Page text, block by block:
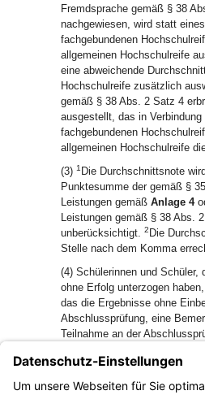
Fremdsprache gemäß § 38
nachgewiesen, wird statt
fachgebundenen
allgemeinen Hochschulreife
eine abweichende
Hochschulreife zusätzlich
gemäß § 38 Abs. 2 Satz 4
ausgestellt, das in
fachgebundenen
allgemeinen Hochschulreife
(3) 1 Die Durchschnittsnote
Punktesumme der gemäß §
Leistungen gemäß Anlage 4
Leistungen gemäß § 38 Abs.
unberücksichtigt. 2 Die
Stelle nach dem Komma
(4) Schülerinnen und Schüler,
ohne Erfolg unterzogen
das die Ergebnisse ohne
Abschlussprüfung, eine
Teilnahme an der
1 BayEUG noch einmal
(5) Über das